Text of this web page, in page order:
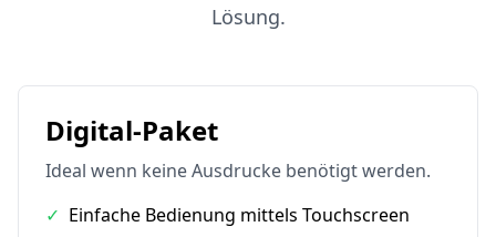
Lösung.
Digital-Paket
Ideal wenn keine Ausdrucke benötigt werden.
✓ Einfache Bedienung mittels Touchscreen